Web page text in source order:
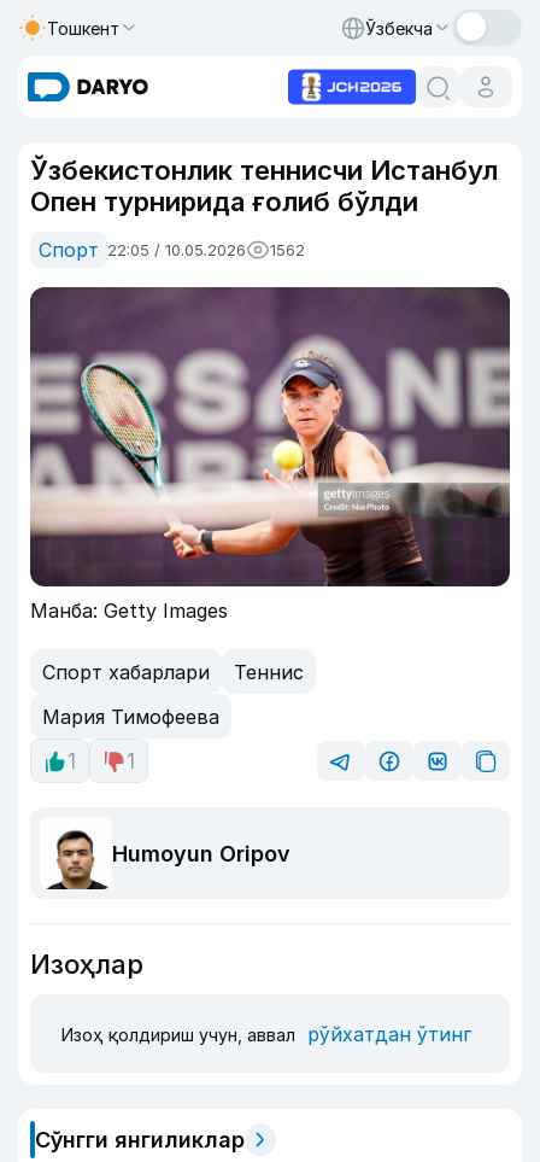
Тошкент Ўзбекча
Ўзбекистонлик теннисчи Истанбул
Опен турнирида ғолиб бўлди
Спорт 22:05 / 10.05.2026 1562
Манба: Getty Images
Спорт хабарлари
Теннис
Мария Тимофеева
1
1
Humoyun Oripov
Изоҳлар
Изоҳ қолдириш учун, аввал рўйхатдан ўтинг
Сўнгги янгиликлар